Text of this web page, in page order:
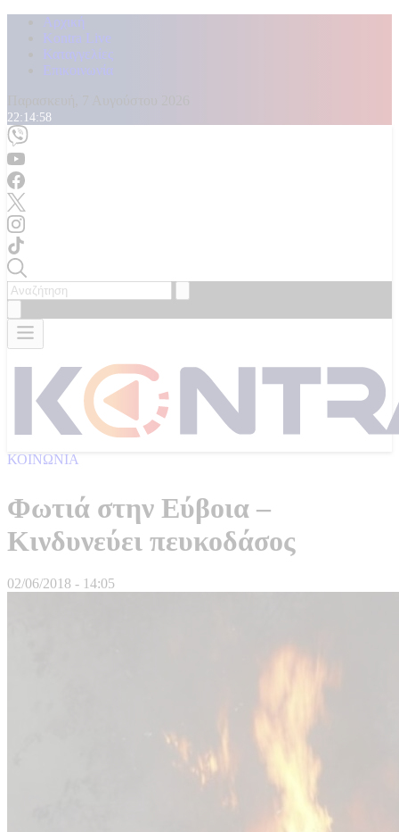
Αρχική
Kontra Live
Καταγγελίες
Επικοινωνία
22:14:59
ΚΟΙΝΩΝΙΑ
Φωτιά στην Εύβοια –
Κινδυνεύει πευκοδάσος
02/06/2018 - 14:05